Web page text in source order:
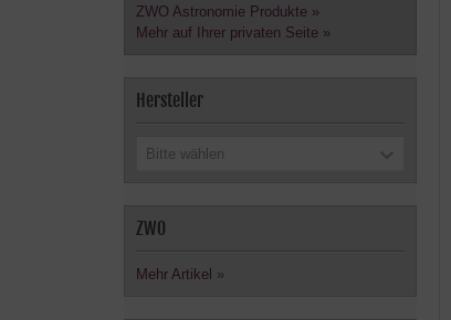
ZWO Astronomie Produkte »
Mehr auf Ihrer privaten Seite »
Hersteller
Bitte wählen
ZWO
Mehr Artikel »